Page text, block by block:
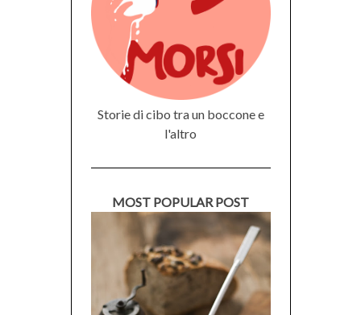
Storie di cibo tra un boccone e
l'altro
MOST POPULAR POST